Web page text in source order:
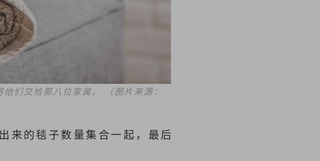
们交给那八位家属。
（图片来源：
来的毯子数量集合一起，最后